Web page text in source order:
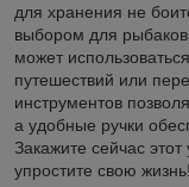
для хранения не
выбором для
может
путешествий или
инструментов
а удобные ручки
Закажите сейчас
упростите свою жизнь!